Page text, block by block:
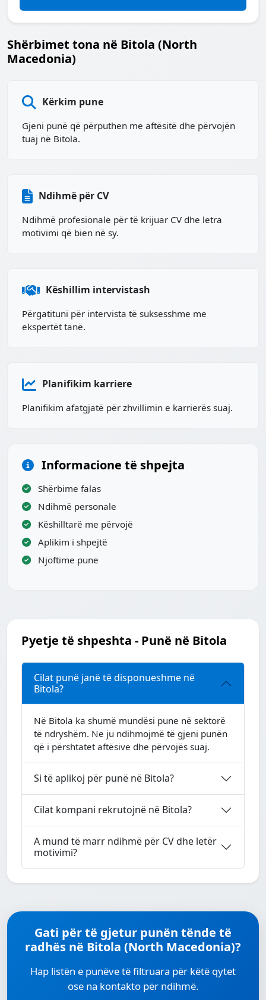
Shërbimet tona në Bitola (North
Macedonia)
Kërkim pune
Gjeni punë që përputhen me aftësitë dhe përvojën
tuaj në Bitola.
Ndihmë për CV
Ndihmë profesionale për të krijuar CV dhe letra
motivimi që bien në sy.
Këshillim intervistash
Përgatituni për intervista të suksesshme me
ekspertët tanë.
Planifikim karriere
Planifikim afatgjatë për zhvillimin e karrierës suaj.
Informacione të shpejta
Shërbime falas
Ndihmë personale
Këshilltarë me përvojë
Aplikim i shpejtë
Njoftime pune
Pyetje të shpeshta - Punë në Bitola
Cilat punë janë të disponueshme në
Bitola?
Në Bitola ka shumë mundësi pune në sektorë
të ndryshëm. Ne ju ndihmojmë të gjeni punën
që i përshtatet aftësive dhe përvojës suaj.
Si të aplikoj për punë në Bitola?
Cilat kompani rekrutojnë në Bitola?
A mund të marr ndihmë për CV dhe letër
motivimi?
Gati për të gjetur punën tënde të
radhës në Bitola (North Macedonia)?
Hap listën e punëve të filtruara për këtë qytet
ose na kontakto për ndihmë.